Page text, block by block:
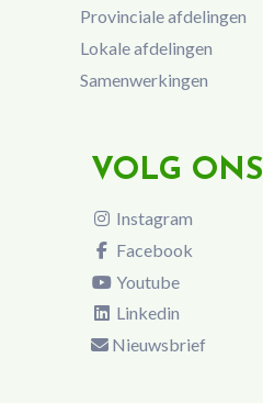
Provinciale afdelingen
Lokale afdelingen
Samenwerkingen
VOLG ONS
Instagram
Facebook
Youtube
Linkedin
Nieuwsbrief